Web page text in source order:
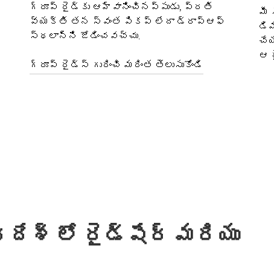
గ్రూప్ రైడ్‌కు ఆహ్వానించినప్పుడు, ప్రతి
వ్యక్తి తన స్వంత పికప్ లేదా డ్రాప్‌ఆఫ్
స్థలాన్ని జోడించవచ్చు.
గ్రూప్ రైడ్స్ గురించి మరింత తెలుసుకోండి
మీ
ఆ
లో రైడ్‌షేర్ మరియు